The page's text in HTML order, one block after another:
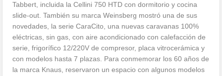
Tabbert, incluida la Cellini 750 HTD con dormitorio y cocina
slide-out. También su marca Weinsberg mostró una de sus
novedades, la serie CaraCito, una nuevas caravanas 100%
eléctricas, sin gas, con aire acondicionado con calefacción de
serie, frigorífico 12/220V de compresor, placa vitrocerámica y
con modelos hasta 7 plazas. Para conmemorar los 60 años de
la marca Knaus, reservaron un espacio con algunos modelos